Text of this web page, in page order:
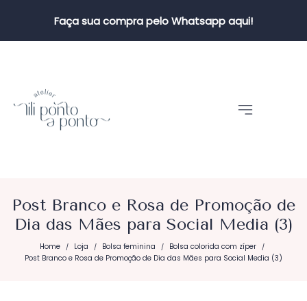
Faça sua compra pelo Whatsapp aqui!
Post Branco e Rosa de Promoção de
Dia das Mães para Social Media (3)
Home / Loja / Bolsa feminina / Bolsa colorida com zíper /
Post Branco e Rosa de Promoção de Dia das Mães para Social Media (3)